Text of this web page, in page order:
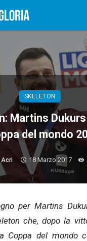
SKELETON
Martins
del mondo
Acri 18 Marzo 2017
per Martins
che, dopo la
Coppa del mondo